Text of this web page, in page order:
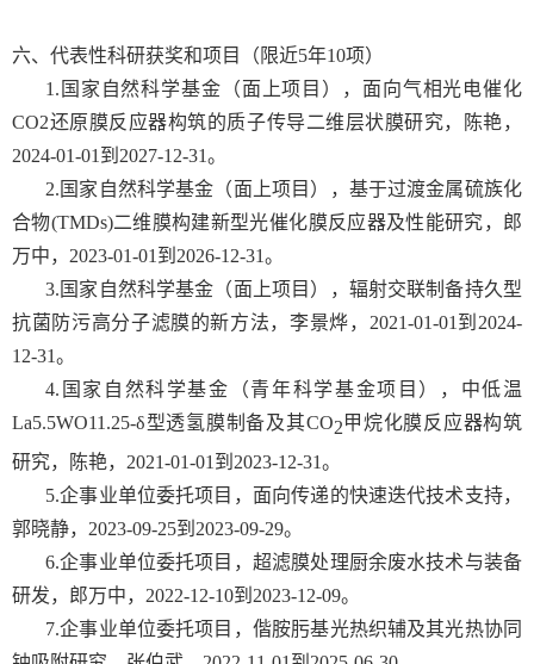
六、代表性科研获奖和项目（限近5年10项）
1.国家自然科学基金（面上项目），面向气相光电催化
CO2还原膜反应器构筑的质子传导二维层状膜研究，陈艳，
2024-01-01 到 2027-12-31。
2.国家自然科学基金（面上项目），基于过渡金属硫族化
合物(TMDs)二维膜构建新型光催化膜反应器及性能研究，郎
万中， 2023-01-01 到 2026-12-31。
3.国家自然科学基金（面上项目），辐射交联制备持久型
抗菌防污高分子滤膜的新方法，李景烨， 2021-01-01 到 2024-
12-31。
4.国家自然科学基金（青年科学基金项目），中低温
La5.5WO11.25-δ型透氢膜制备及其CO2甲烷化膜反应器构筑
研究，陈艳， 2021-01-01 到 2023-12-31。
5.企事业单位委托项目，面向传递的快速迭代技术支持，
郭晓静， 2023-09-25到 2023-09-29。
6.企事业单位委托项目，超滤膜处理厨余废水技术与装备
研发，郎万中， 2022-12-10到 2023-12-09。
7.企事业单位委托项目，偕胺肟基光热织辅及其光热协同